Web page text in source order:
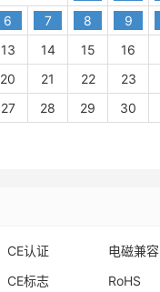
6 7 8 9
13 14 15 16
20 21 22 23
27 28 29 30
CE认证
电磁兼容
CE标志
RoHS